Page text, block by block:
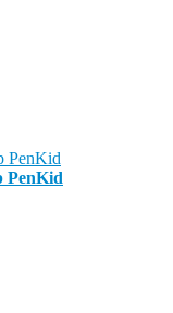
PenKid